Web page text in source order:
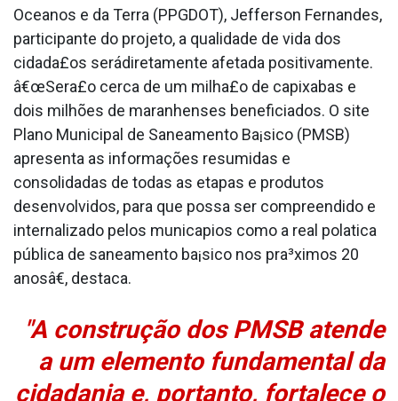
Oceanos e da Terra (PPGDOT), Jefferson Fernandes,
participante do projeto, a qualidade de vida dos
cidada£os serádiretamente afetada positivamente.
â€œSera£o cerca de um milha£o de capixabas e
dois milhões de maranhenses beneficiados. O site
Plano Municipal de Saneamento Ba¡sico (PMSB)
apresenta as informações resumidas e
consolidadas de todas as etapas e produtos
desenvolvidos, para que possa ser compreendido e
internalizado pelos munica­pios como a real pola­tica
pública de saneamento ba¡sico nos pra³ximos 20
anosâ€, destaca.
"A construção dos PMSB atende
a um elemento fundamental da
cidadania e, portanto, fortalece o